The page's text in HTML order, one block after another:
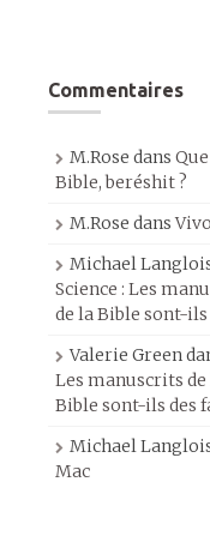
Commentaires
M.Rose dans
Bible, beréshit ?
M.Rose dans
Michael
Science : Les
de la Bible sont-ils
Valerie Green
Les manuscrits
Bible sont-ils des
Michael
Mac